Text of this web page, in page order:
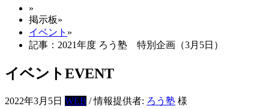
»
掲示板»
イベント »
記事：2021年度 ろう塾 特別企画（3月5日）
イベントEVENT
2022年3月5日 WEB / 情報提供者: ろう塾 様